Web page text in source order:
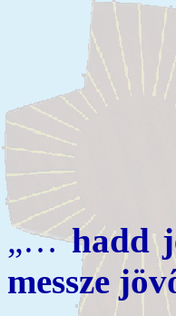
„…hadd
messze